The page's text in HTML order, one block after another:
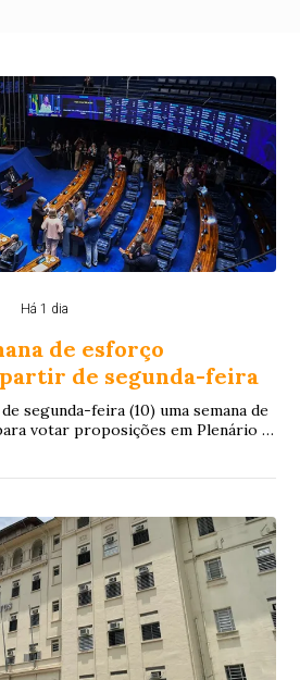
Há 1 dia
de esforço
de segunda-feira
segunda-feira (10) uma semana de
votar proposições em Plenário e